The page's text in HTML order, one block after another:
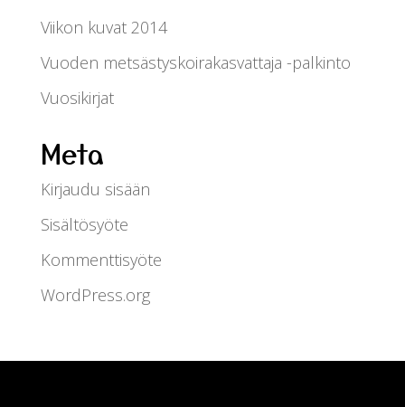
Viikon kuvat 2014
Vuoden metsästyskoirakasvattaja -palkinto
Vuosikirjat
Meta
Kirjaudu sisään
Sisältösyöte
Kommenttisyöte
WordPress.org